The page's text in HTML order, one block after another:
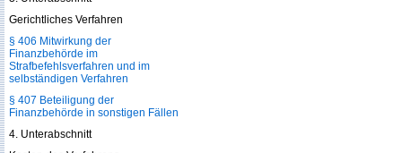
Gerichtliches Verfahren
§ 406 Mitwirkung der
Finanzbehörde im
Strafbefehlsverfahren und im
selbständigen Verfahren
§ 407 Beteiligung der
Finanzbehörde in sonstigen Fällen
4. Unterabschnitt